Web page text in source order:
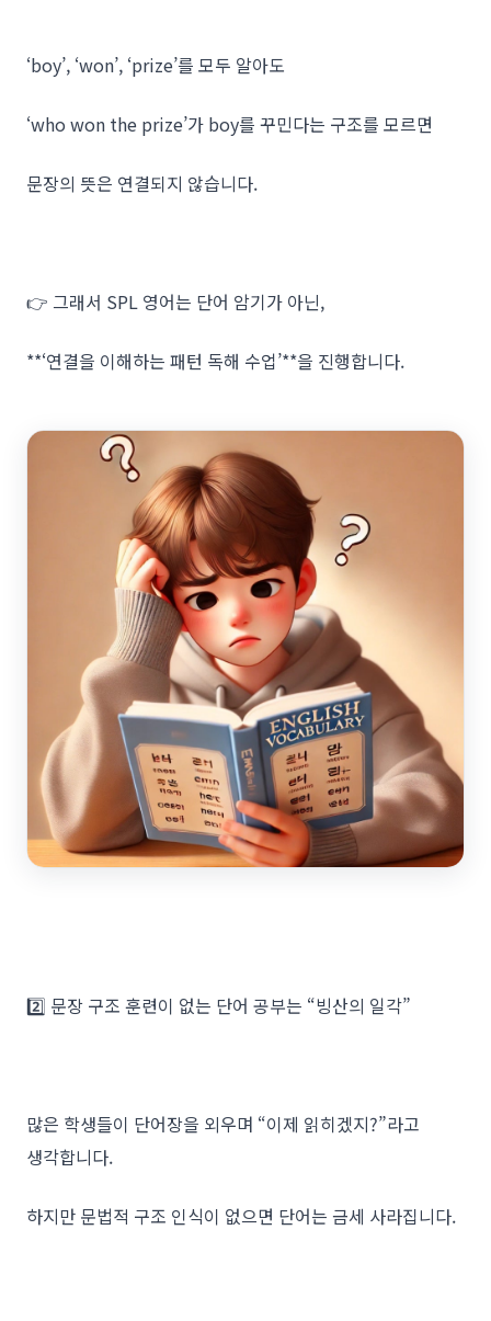
‘boy’, ‘won’, ‘prize’를 모두 알아도
‘who won the prize’가 boy를 꾸민다는 구조를 모르면
문장의 뜻은 연결되지 않습니다.
👉 그래서 SPL 영어는 단어 암기가 아닌,
**‘연결을 이해하는 패턴 독해 수업’**을 진행합니다.
2️⃣ 문장 구조 훈련이 없는 단어 공부는 “빙산의 일각”
많은 학생들이 단어장을 외우며 “이제 읽히겠지?”라고
생각합니다.
하지만 문법적 구조 인식이 없으면 단어는 금세 사라집니다.